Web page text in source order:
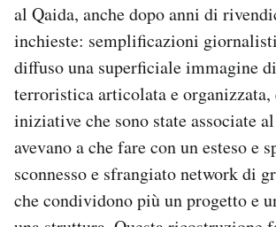
Hai bisogno di aiuto?
Esci
al Qaida, anche dopo anni di
inchieste: semplificazioni
diffuso una superficiale immagine
terroristica articolata e organizzata,
iniziative che sono state associate
avevano a che fare con un esteso e
sconnesso e sfrangiato network di
che condividono più un progetto e